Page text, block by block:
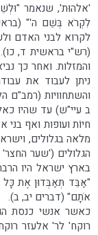
'אלהוּת', שנאמר
לִקְרֹא בְּשֵׁם ה'"
לקרוא לבני האדם
(רש"י בראשית ד,
והמזלות. ואחר כך
ניתן לעבוד את
והשתחוויות (רמב"ם
ב עיי"ש) עד שהיו
חיוֹת ועופות ואף
מלאה בגלולים,
הגלולים ('שער
בארץ ישראל היו
"אַבֵּד תְּאַבְּדוּן אֶת
אֹתָם" (דברים יב, ב).
כאשר אנשי כנסת
רוקח' לר' אלעזר